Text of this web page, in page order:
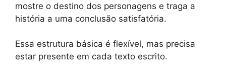
mostre o destino dos personagens e traga a
história a uma conclusão satisfatória.
Essa estrutura básica é flexível, mas precisa
estar presente em cada texto escrito.